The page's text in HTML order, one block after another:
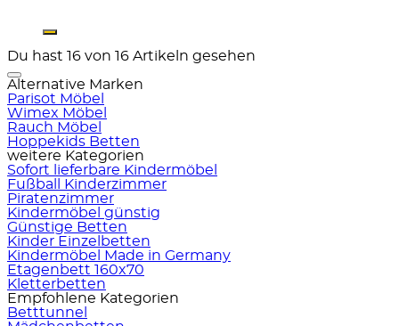
Du hast 16 von 16 Artikeln gesehen
Alternative Marken
Parisot Möbel
Wimex Möbel
Rauch Möbel
Hoppekids Betten
weitere Kategorien
Sofort lieferbare Kindermöbel
Fußball Kinderzimmer
Piratenzimmer
Kindermöbel günstig
Günstige Betten
Kinder Einzelbetten
Kindermöbel Made in Germany
Etagenbett 160x70
Kletterbetten
Empfohlene Kategorien
Betttunnel